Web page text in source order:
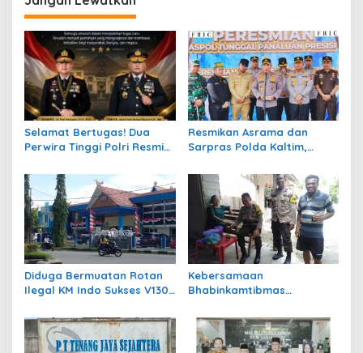
Selamat Bertugas! Dua
Perwira Tinggi Polri Resmi
Jawa Barat dan Kapolda
Kalimantan Barat
Resmikan Asrama dan
Sarpras Polda Kaltim,
Pengabdian Terbaik untuk
Masyarakat
Diduga Bermuatan Rotan
Ilegal KM Indo Sukses V130
Kalbar
Kebersamaan
Bhabinkamtibmas
Merasa Nyaman dan Aman